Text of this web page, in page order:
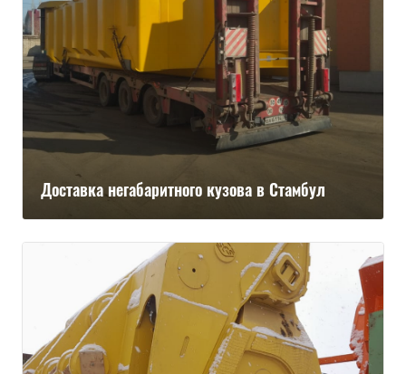
Доставка негабаритного кузова в Стамбул